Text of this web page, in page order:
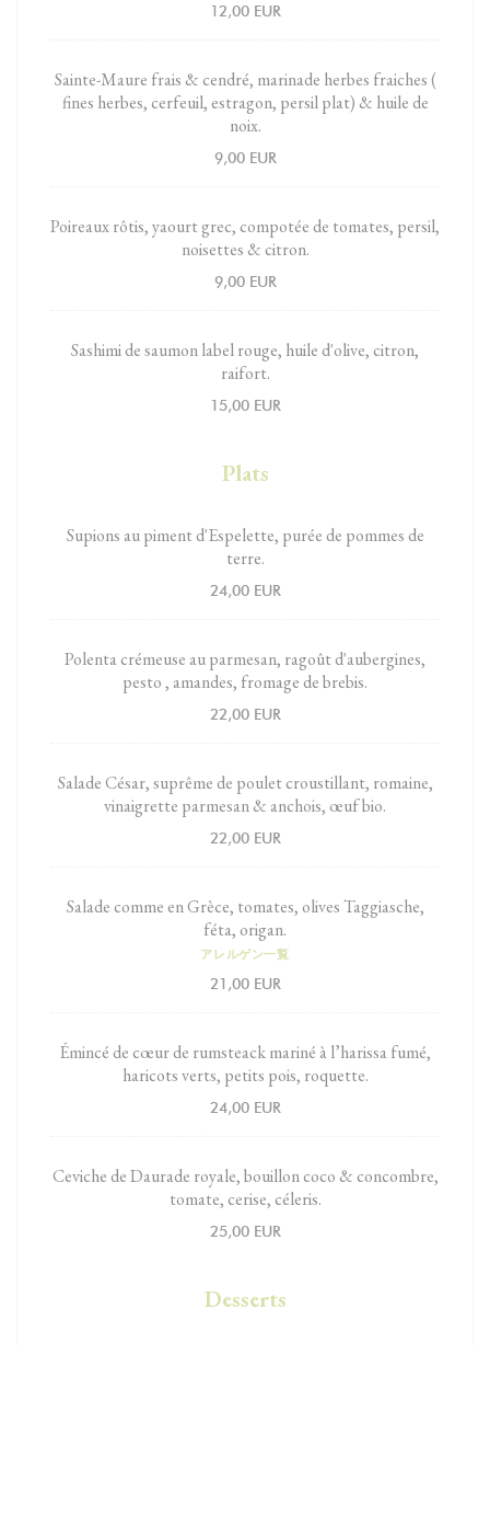
12,00 EUR
Sainte-Maure frais & cendré, marinade herbes fraiches (
fines herbes, cerfeuil, estragon, persil plat) & huile de
noix.
9,00 EUR
Poireaux rôtis, yaourt grec, compotée de tomates, persil,
noisettes & citron.
9,00 EUR
Sashimi de saumon label rouge, huile d'olive, citron,
raifort.
15,00 EUR
Plats
Supions au piment d'Espelette, purée de pommes de
terre.
24,00 EUR
Polenta crémeuse au parmesan, ragoût d'aubergines,
pesto , amandes, fromage de brebis.
22,00 EUR
Salade César, suprême de poulet croustillant, romaine,
vinaigrette parmesan & anchois, œuf bio.
22,00 EUR
Salade comme en Grèce, tomates, olives Taggiasche,
féta, origan.
アレルゲン一覧
21,00 EUR
Émincé de cœur de rumsteack mariné à l’harissa fumé,
haricots verts, petits pois, roquette.
24,00 EUR
Ceviche de Daurade royale, bouillon coco & concombre,
tomate, cerise, céleris.
25,00 EUR
Desserts